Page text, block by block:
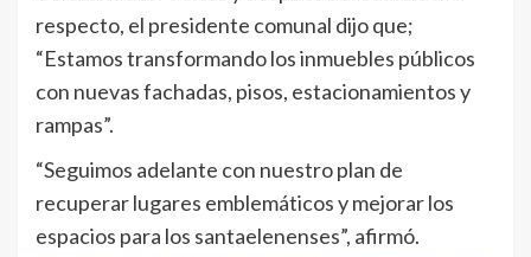
respecto, el presidente comunal dijo que;
“Estamos transformando los inmuebles públicos
con nuevas fachadas, pisos, estacionamientos y
rampas”.
“Seguimos adelante con nuestro plan de
recuperar lugares emblemáticos y mejorar los
espacios para los santaelenenses”, afirmó.